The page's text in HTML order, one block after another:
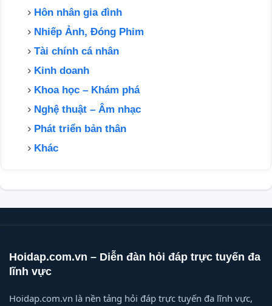
Hôn nhân gia đình
Nhiếp Ảnh, Đóng Phim
Tài chính cá nhân
Kinh doanh
Khoa học – Khám phá
Nghệ thuật – Âm nhạc
Phát triển bản thân
Khác
Hoidap.com.vn – Diễn đàn hỏi đáp trực tuyến đa
lĩnh vực
Hoidap.com.vn là nền tảng hỏi đáp trực tuyến đa lĩnh vực,